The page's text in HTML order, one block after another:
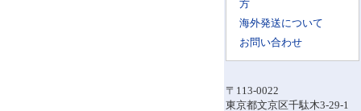
方
海外発送について
お問い合わせ
〒113-0022
東京都文京区千駄木3-29-1